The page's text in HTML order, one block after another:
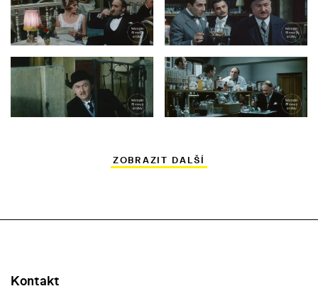
ZOBRAZIT DALŠÍ
Kontakt